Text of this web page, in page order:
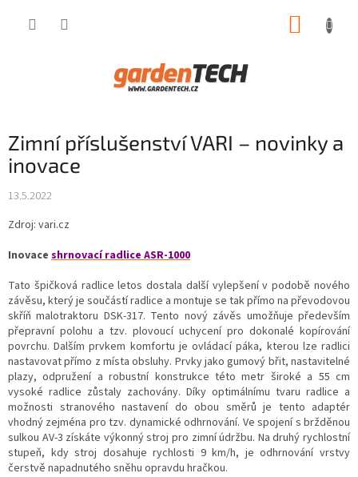
Zimní příslušenství VARI – novinky a
inovace
13.5.2022
Zdroj: vari.cz
Inovace shrnovací radlice ASR-1000
Tato špičková radlice letos dostala další vylepšení v podobě nového
závěsu, který je součástí radlice a montuje se tak přímo na převodovou
skříň malotraktoru DSK-317. Tento nový závěs umožňuje především
přepravní polohu a tzv. plovoucí uchycení pro dokonalé kopírování
povrchu. Dalším prvkem komfortu je ovládací páka, kterou lze radlici
nastavovat přímo z místa obsluhy. Prvky jako gumový břit, nastavitelné
plazy, odpružení a robustní konstrukce této metr široké a 55 cm
vysoké radlice zůstaly zachovány. Díky optimálnímu tvaru radlice a
možnosti stranového nastavení do obou směrů je tento adaptér
vhodný zejména pro tzv. dynamické odhrnování. Ve spojení s bržděnou
sulkou AV-3 získáte výkonný stroj pro zimní údržbu. Na druhý rychlostní
stupeň, kdy stroj dosahuje rychlosti 9 km/h, je odhrnování vrstvy
čerstvě napadnutého sněhu opravdu hračkou.